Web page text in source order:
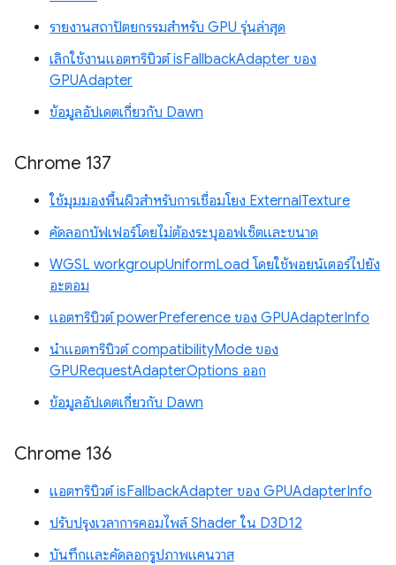
รายงานสถาปัตยกรรมสำหรับ GPU รุ่นล่าสุด
เลิกใช้งานแอตทริบิวต์ isFallbackAdapter ของ
GPUAdapter
ข้อมูลอัปเดตเกี่ยวกับ Dawn
Chrome 137
ใช้มุมมองพื้นผิวสำหรับการเชื่อมโยง ExternalTexture
คัดลอกบัฟเฟอร์โดยไม่ต้องระบุออฟเซ็ตและขนาด
WGSL workgroupUniformLoad โดยใช้พอยน์เตอร์ไปยัง
อะตอม
แอตทริบิวต์ powerPreference ของ GPUAdapterInfo
นำแอตทริบิวต์ compatibilityMode ของ
GPURequestAdapterOptions ออก
ข้อมูลอัปเดตเกี่ยวกับ Dawn
Chrome 136
แอตทริบิวต์ isFallbackAdapter ของ GPUAdapterInfo
ปรับปรุงเวลาการคอมไพล์ Shader ใน D3D12
บันทึกและคัดลอกรูปภาพแคนวาส